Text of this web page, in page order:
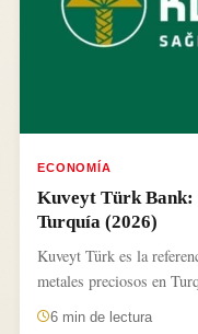
ECONOMÍA
Kuveyt Türk Bank:
Turquía (2026)
Kuveyt Türk es la
metales preciosos en
6 min de lectura